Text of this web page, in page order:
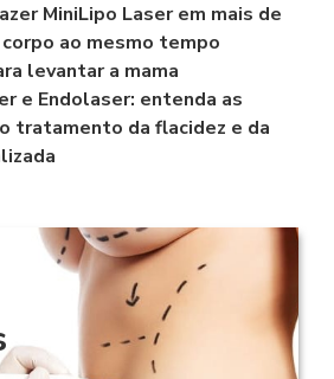
MiniLipo Laser em mais de
ao mesmo tempo
levantar a mama
e Endolaser: entenda as
tratamento da flacidez e da